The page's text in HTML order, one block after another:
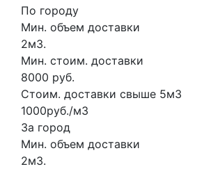
По городу
Мин. объем доставки
2м3.
Мин. стоим. доставки
8000 руб.
Стоим. доставки свыше 5м3
1000руб./м3
За город
Мин. объем доставки
2м3.